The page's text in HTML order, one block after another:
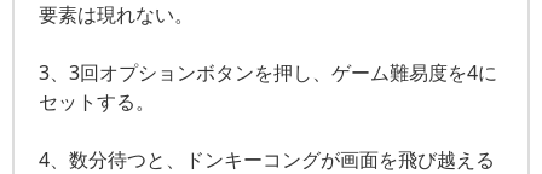
要素は現れない。
3、3回オプションボタンを押し、ゲーム難易度を4に
セットする。
4、数分待つと、ドンキーコングが画面を飛び越える